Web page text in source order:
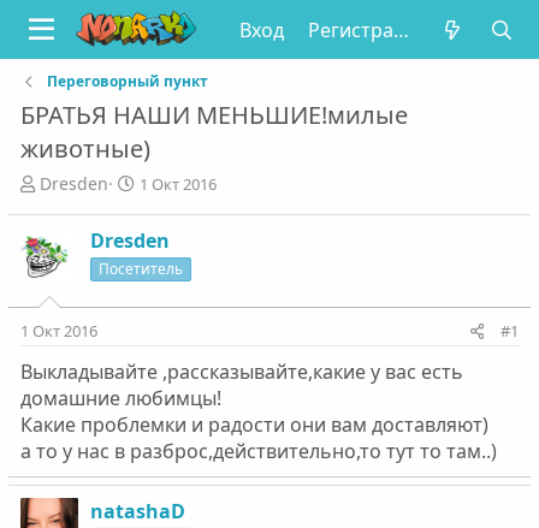
Вход Регистрация
Переговорный пункт
БРАТЬЯ НАШИ МЕНЬШИЕ!милые
животные)
А
о
р
т
м
ы
Dresden
Д
т
а
н
л
1 Окт 2016
Dresden
Посетитель
1 Окт 2016 #1
Выкладывайте ,рассказывайте,какие у вас есть
домашние любимцы!
Какие проблемки и радости они вам доставляют)
а то у нас в разброс,действительно,то тут то там..)
natashaD